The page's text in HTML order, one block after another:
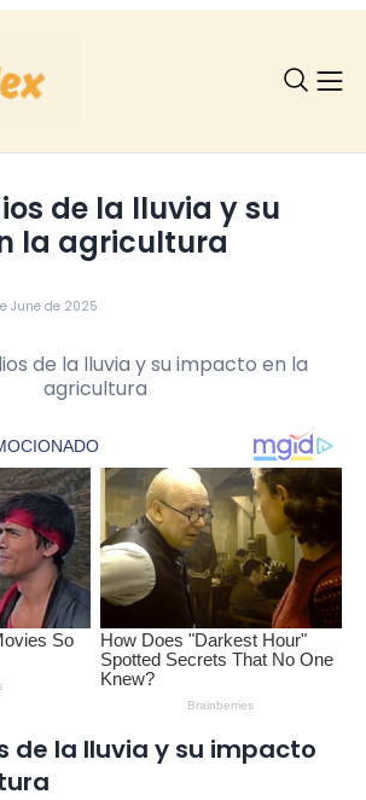
June de 2025
la agricultura
de la lluvia y su impacto